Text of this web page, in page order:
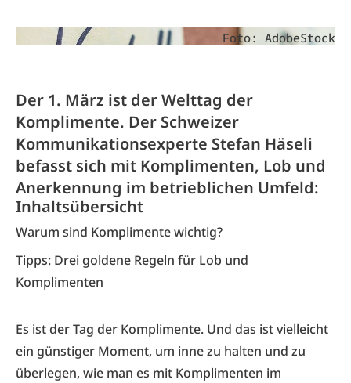
Foto: AdobeStock
Der 1. März ist der Welttag der
Komplimente. Der Schweizer
Kommunikationsexperte Stefan Häseli
befasst sich mit Komplimenten, Lob und
Anerkennung im betrieblichen Umfeld:
Inhaltsübersicht
Warum sind Komplimente wichtig?
Tipps: Drei goldene Regeln für Lob und
Komplimenten
Es ist der Tag der Komplimente. Und das ist vielleicht
ein günstiger Moment, um inne zu halten und zu
überlegen, wie man es mit Komplimenten im